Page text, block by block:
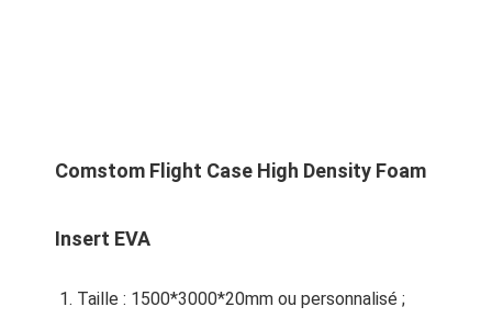
Comstom Flight Case High Density Foam
Insert EVA
Taille : 1500*3000*20mm ou personnalisé ;